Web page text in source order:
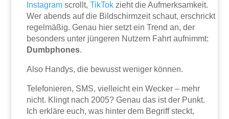
Instagram scrollt,TikTok zieht die Aufmerksamkeit.
Wer abends auf die Bildschirmzeit schaut, erschrickt
regelmäßig. Genau hier setzt ein Trend an, der
besonders unter jüngeren Nutzern Fahrt aufnimmt:
Dumbphones.
Also Handys, die bewusst weniger können.
Telefonieren, SMS, vielleicht ein Wecker – mehr
nicht. Klingt nach 2005? Genau das ist der Punkt.
Ich erkläre euch, was hinter dem Begriff steckt,